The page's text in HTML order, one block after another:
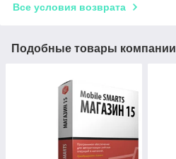
Все условия возврата
Подобные товары компании